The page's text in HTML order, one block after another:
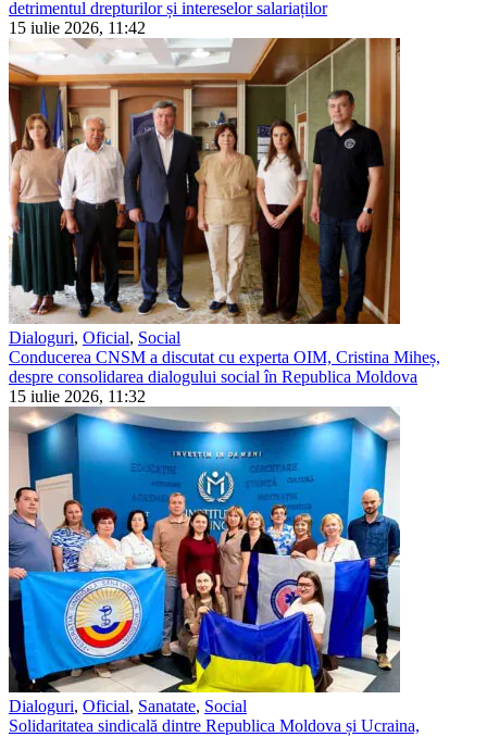
detrimentul drepturilor și intereselor salariaților
15 iulie 2026, 11:42
Dialoguri, Oficial, Social
Conducerea CNSM a discutat cu experta OIM, Cristina Miheș,
despre consolidarea dialogului social în Republica Moldova
15 iulie 2026, 11:32
Dialoguri, Oficial, Sanatate, Social
Solidaritatea sindicală dintre Republica Moldova și Ucraina,